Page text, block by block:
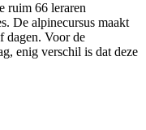
ruim 66 leraren
De alpinecursus maakt
dagen. Voor de
enig verschil is dat deze